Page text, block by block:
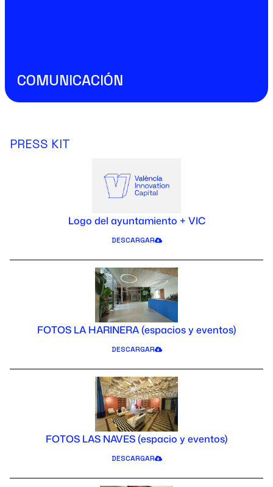
COMUNICACIÓN
PRESS KIT
Logo del ayuntamiento + VIC
DESCARGAR
FOTOS LA HARINERA (espacios y eventos)
DESCARGAR
FOTOS LAS NAVES (espacio y eventos)
DESCARGAR